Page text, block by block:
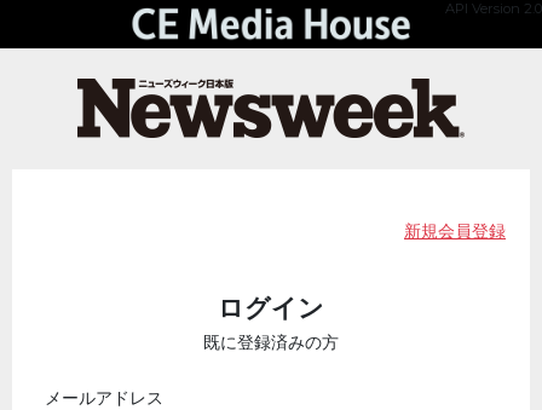
API Version 2.0
新規会員登録
ログイン
既に登録済みの方
メールアドレス